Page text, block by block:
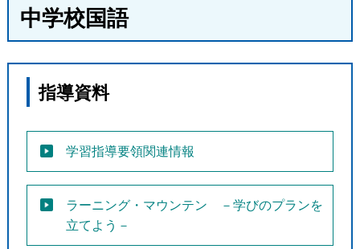
中学校国語
指導資料
学習指導要領関連情報
ラーニング・マウンテン －学びのプランを
立てよう－